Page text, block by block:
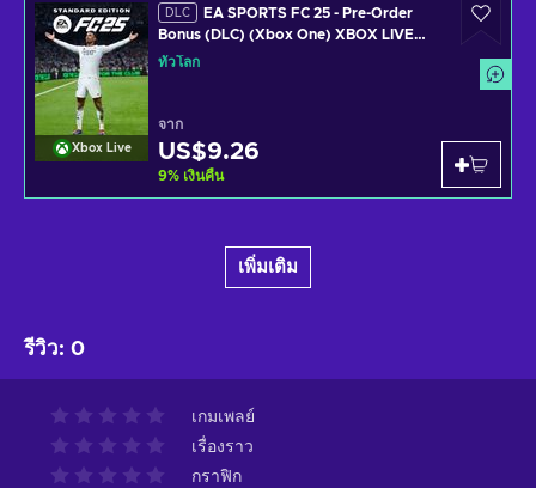
Xbox Live
DLC
EA SPORTS FC 25 - Pre-Order
Bonus (DLC) (Xbox One) XBOX LIVE
Key GLOBAL
ทั่วโลก
จาก
US$9.26
9% เงินคืน
เพิ่มเติม
รีวิว: 0
เกมเพลย์
เรื่องราว
กราฟิก